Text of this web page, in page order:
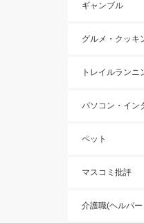
ギャンブル
グルメ・クッキ
トレイルランニ
パソコン・イン
ペット
マスコミ批評
介護職(ヘルパー